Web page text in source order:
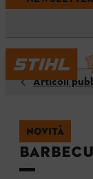
Articoli
NOVITÀ